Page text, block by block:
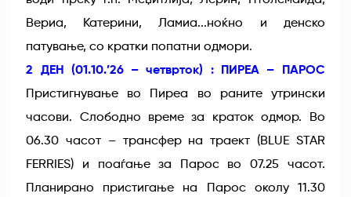
Вериа, Катерини, Ламиа...ноќно и денско
патување, со кратки попатни одмори.
2 ДЕН (01.10.’26 – четврток) : ПИРЕА – ПАРОС
Пристигнување во Пиреа во раните утрински
часови. Слободно време за краток одмор. Во
06.30 часот – трансфер на траект (BLUE STAR
FERRIES) и поаѓање за Парос во 07.25 часот.
Планирано пристигање на Парос околу 11.30